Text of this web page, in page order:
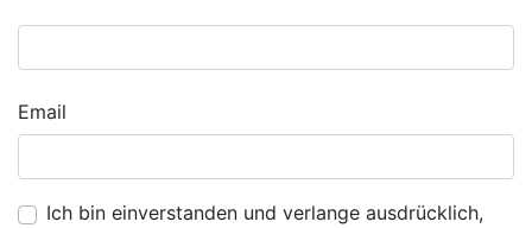
Email
Ich bin einverstanden und verlange ausdrücklich,